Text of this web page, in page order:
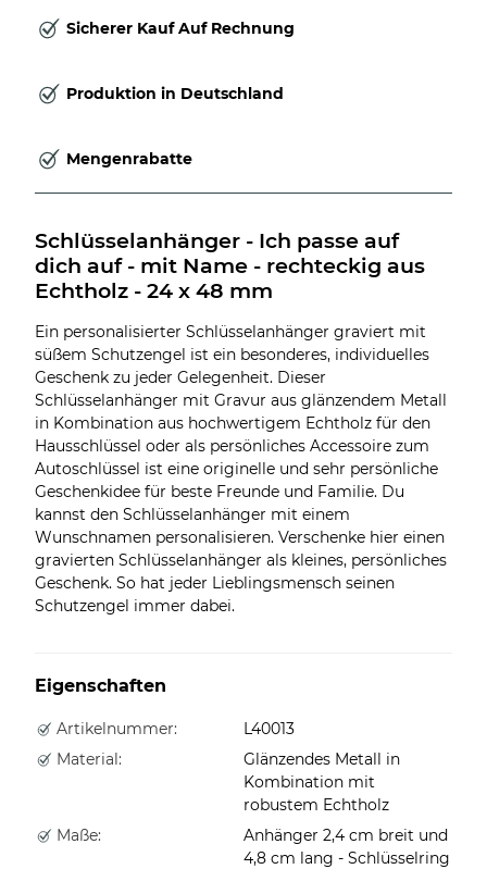
Sicherer Kauf Auf Rechnung
Produktion in Deutschland
Mengenrabatte
Schlüsselanhänger - Ich passe auf
dich auf - mit Name - rechteckig aus
Echtholz - 24 x 48 mm
Ein personalisierter Schlüsselanhänger graviert mit
süßem Schutzengel ist ein besonderes, individuelles
Geschenk zu jeder Gelegenheit. Dieser
Schlüsselanhänger mit Gravur aus glänzendem Metall
in Kombination aus hochwertigem Echtholz für den
Hausschlüssel oder als persönliches Accessoire zum
Autoschlüssel ist eine originelle und sehr persönliche
Geschenkidee für beste Freunde und Familie. Du
kannst den Schlüsselanhänger mit einem
Wunschnamen personalisieren. Verschenke hier einen
gravierten Schlüsselanhänger als kleines, persönliches
Geschenk. So hat jeder Lieblingsmensch seinen
Schutzengel immer dabei.
Eigenschaften
Artikelnummer:
L40013
Material:
Glänzendes Metall in
Kombination mit
robustem Echtholz
Maße:
Anhänger 2,4 cm breit und
4,8 cm lang - Schlüsselring